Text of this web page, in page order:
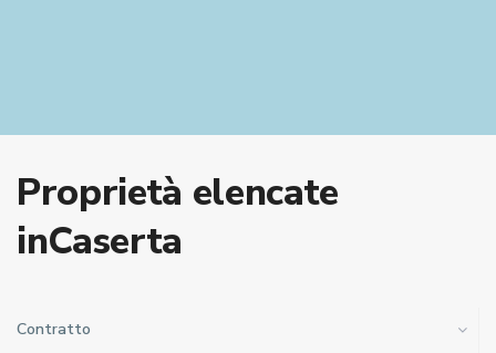
Proprietà elencate
inCaserta
Contratto